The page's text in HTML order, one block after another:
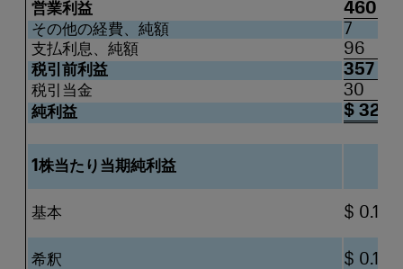
営業利益
460
その他の経費、純額
7
支払利息、純額
96
税引前利益
357
税引当金
30
純利益
$ 327
1株当たり当期純利益
基本 $ 0.17
希釈 $ 0.17